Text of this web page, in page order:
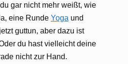
gar nicht mehr weißt, wie
eine Runde Yoga und
guttun, aber dazu ist
du hast vielleicht deine
nicht zur Hand.